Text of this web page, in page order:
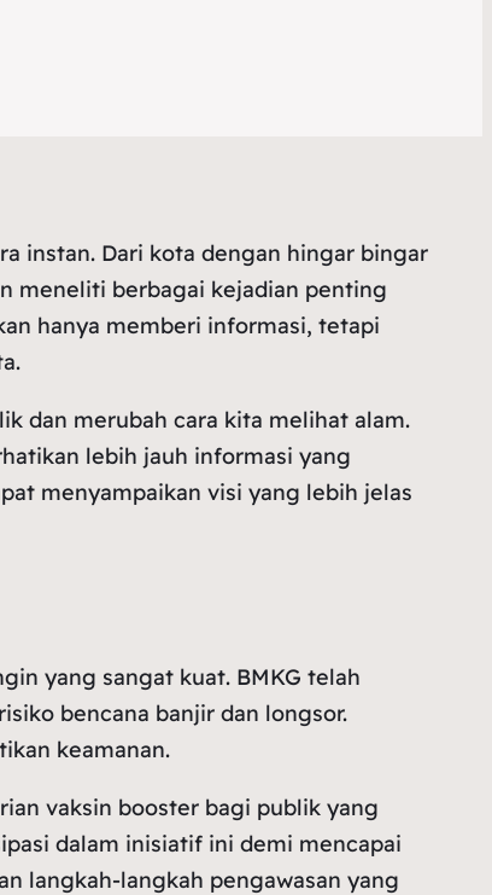
instan. Dari kota dengan hingar bingar
meneliti berbagai kejadian penting
hanya memberi informasi, tetapi
dan merubah cara kita melihat alam.
lebih jauh informasi yang
menyampaikan visi yang lebih jelas
yang sangat kuat. BMKG telah
bencana banjir dan longsor.
keamanan.
vaksin booster bagi publik yang
dalam inisiatif ini demi mencapai
langkah-langkah pengawasan yang